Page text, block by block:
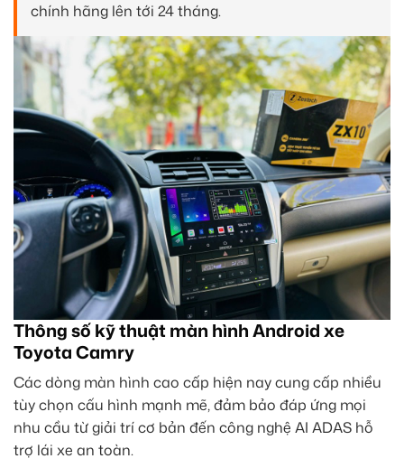
chính hãng lên tới 24 tháng.
Thông số kỹ thuật màn hình Android xe
Toyota Camry
Các dòng màn hình cao cấp hiện nay cung cấp nhiều
tùy chọn cấu hình mạnh mẽ, đảm bảo đáp ứng mọi
nhu cầu từ giải trí cơ bản đến công nghệ AI ADAS hỗ
trợ lái xe an toàn.